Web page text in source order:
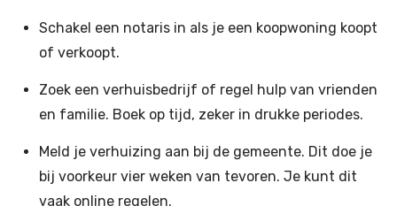
Schakel een notaris in als je een koopwoning koopt
of verkoopt.
Zoek een verhuisbedrijf of regel hulp van vrienden
en familie. Boek op tijd, zeker in drukke periodes.
Meld je verhuizing aan bij de gemeente. Dit doe je
bij voorkeur vier weken van tevoren. Je kunt dit
vaak online regelen.